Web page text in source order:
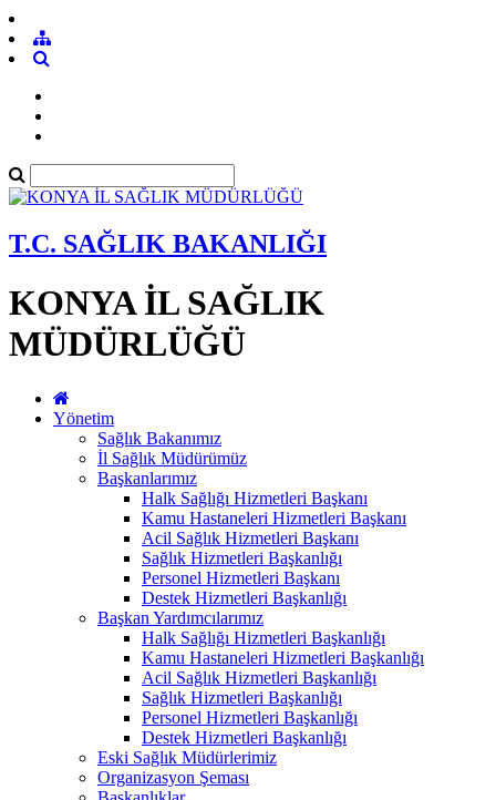
T.C. SAĞLIK BAKANLIĞI
KONYA İL SAĞLIK
MÜDÜRLÜĞÜ
Yönetim
Sağlık Bakanımız
İl Sağlık Müdürümüz
Başkanlarımız
Halk Sağlığı Hizmetleri Başkanı
Kamu Hastaneleri Hizmetleri Başkanı
Acil Sağlık Hizmetleri Başkanı
Sağlık Hizmetleri Başkanlığı
Personel Hizmetleri Başkanı
Destek Hizmetleri Başkanlığı
Başkan Yardımcılarımız
Halk Sağlığı Hizmetleri Başkanlığı
Kamu Hastaneleri Hizmetleri Başkanlığı
Acil Sağlık Hizmetleri Başkanlığı
Sağlık Hizmetleri Başkanlığı
Personel Hizmetleri Başkanlığı
Destek Hizmetleri Başkanlığı
Eski Sağlık Müdürlerimiz
Organizasyon Şeması